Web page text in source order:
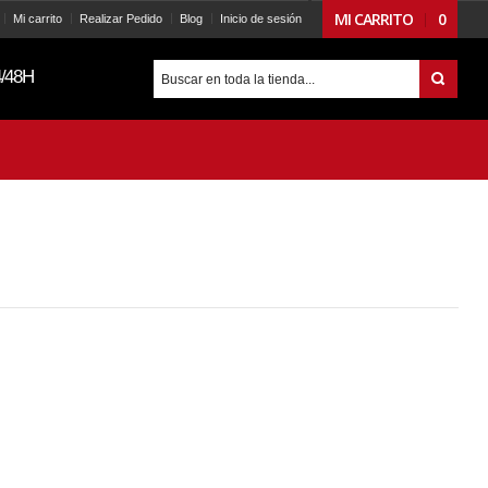
MI CARRITO 0
Mi carrito Realizar Pedido Blog Inicio de sesión
48H